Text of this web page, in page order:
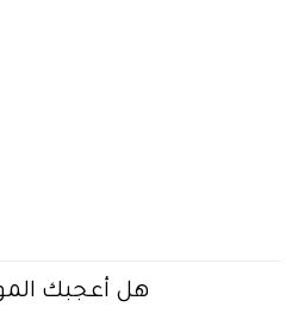
هل أعجبك